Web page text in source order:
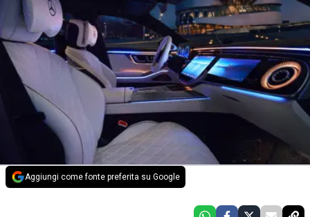
Aggiungi come fonte preferita su Google